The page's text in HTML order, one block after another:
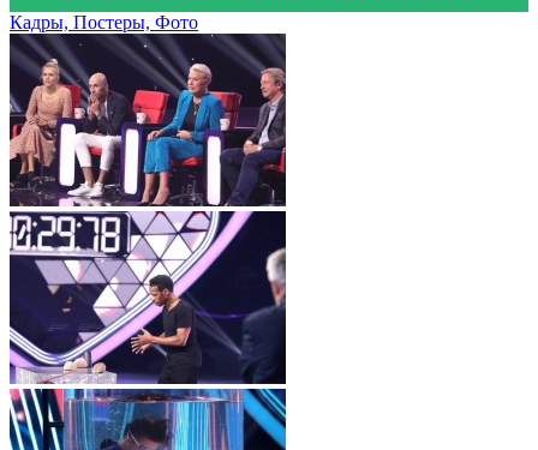
Кадры, Постеры, Фото